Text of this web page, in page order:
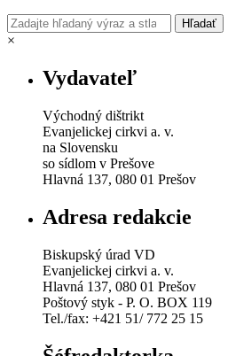
×
Vydavateľ
Východný dištrikt
Evanjelickej cirkvi a. v.
na Slovensku
so sídlom v Prešove
Hlavná 137, 080 01 Prešov
Adresa redakcie
Biskupský úrad VD
Evanjelickej cirkvi a. v.
Hlavná 137, 080 01 Prešov
Poštový styk - P. O. BOX 119
Tel./fax: +421 51/ 772 25 15